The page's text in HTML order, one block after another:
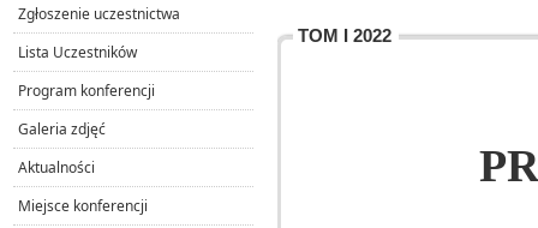
TOM I 2022
Zgłoszenie uczestnictwa
Lista Uczestników
Program konferencji
Galeria zdjęć
Aktualności
Miejsce konferencji